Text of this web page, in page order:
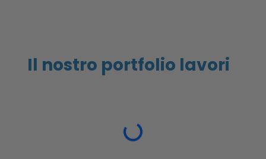
Il nostro portfolio lavori